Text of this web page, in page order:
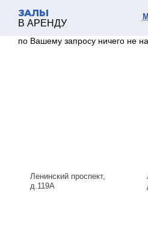
ЗАЛЫ
В АРЕНДУ
по Вашему запросу ничего не
Ленинский проспект,
д.119А